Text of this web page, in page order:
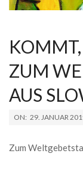
ZUM
AUS
2019-
29
ON: 29. JANUAR
Zum